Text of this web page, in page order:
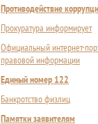
Противодействие
Прокуратура информирует
Официальный интернет-
правовой информации
Единый номер 122
Банкротство физлиц
Памятки заявителям